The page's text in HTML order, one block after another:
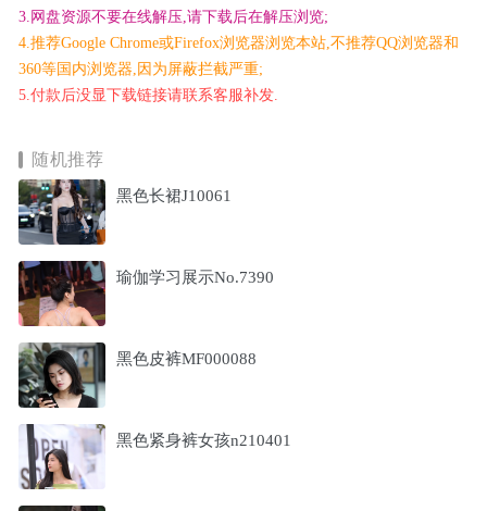
3.网盘资源不要在线解压,请下载后在解压浏览;
4.推荐Google Chrome或Firefox浏览器浏览本站,不推荐QQ浏览器和
360等国内浏览器,因为屏蔽拦截严重;
5.付款后没显下载链接请联系客服补发.
随机推荐
黑色长裙J10061
瑜伽学习展示No.7390
黑色皮裤MF000088
黑色紧身裤女孩n210401